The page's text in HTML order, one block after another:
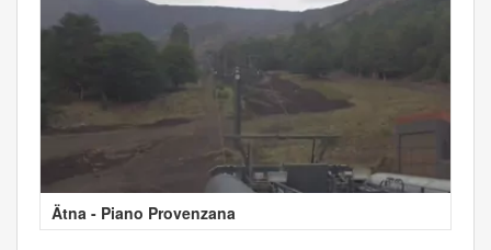
Ätna - Piano Provenzana